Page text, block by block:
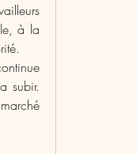
à la
subir.